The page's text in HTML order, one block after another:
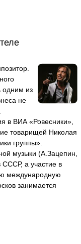
одним из
не
в ВИА «Ровесники»,
товарищей Николая
группы».
музыки (А.Зацепин,
СССР, а участие в
международную
занимается